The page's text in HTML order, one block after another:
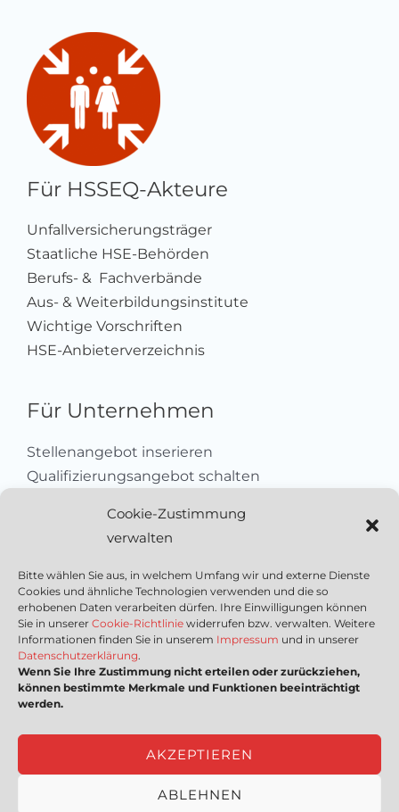
Cookie-Zustimmung
verwalten
Bitte wählen Sie aus, in welchem Umfang wir und externe Dienste
Cookies und ähnliche Technologien verwenden und die so
erhobenen Daten verarbeiten dürfen. Ihre Einwilligungen können
Sie in unserer Cookie-Richtlinie widerrufen bzw. verwalten. Weitere
Informationen finden Sie in unserem Impressum und in unserer
Datenschutzerklärung.
Wenn Sie Ihre Zustimmung nicht erteilen oder zurückziehen,
können bestimmte Merkmale und Funktionen beeinträchtigt
werden.
AKZEPTIEREN
ABLEHNEN
Für HSSEQ-Akteure
Unfallversicherungsträger
Staatliche HSE-Behörden
Berufs- & Fachverbände
Aus- & Weiterbildungsinstitute
Wichtige Vorschriften
HSE-Anbieterverzeichnis
Für Unternehmen
Stellenangebot inserieren
Qualifizierungsangebot schalten
Wichtige Links
Mediadaten
Impressum
Cookie-Richtlinie (EU)